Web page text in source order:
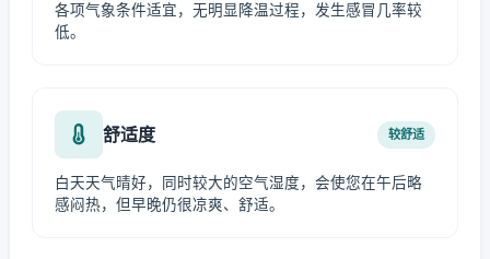
各项气象条件适宜，无明显降温过程，发生感冒几率较
低。
舒适度 较舒适
白天天气晴好，同时较大的空气湿度，会使您在午后略
感闷热，但早晚仍很凉爽、舒适。